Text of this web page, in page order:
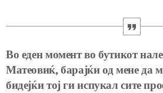
Во еден момент во бутикот
Матеовиќ, барајќи од мене да
бидејќи тој ги испукал сите